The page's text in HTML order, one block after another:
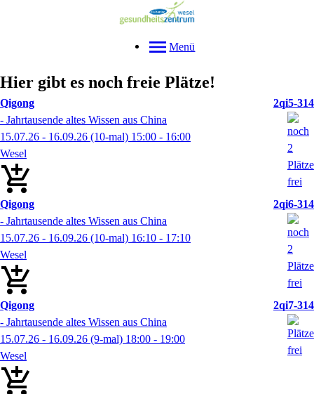
Menü
Hier gibt es noch freie Plätze!
Qigong
2qi5-314
- Jahrtausende altes Wissen aus China
15.07.26 - 16.09.26 (10-mal) 15:00 - 16:00
Wesel
Qigong
2qi6-314
- Jahrtausende altes Wissen aus China
15.07.26 - 16.09.26 (10-mal) 16:10 - 17:10
Wesel
Qigong
2qi7-314
- Jahrtausende altes Wissen aus China
15.07.26 - 16.09.26 (9-mal) 18:00 - 19:00
Wesel